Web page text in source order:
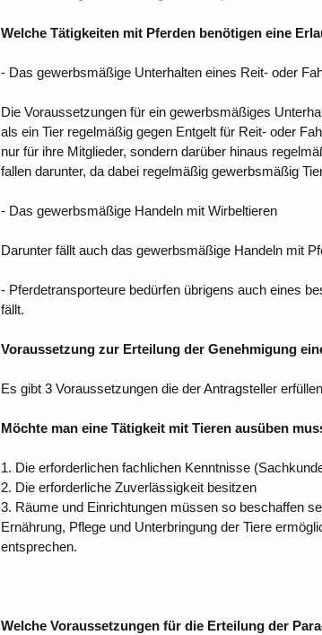
Welche Tätigkeiten mit Pferden benötigen eine
- Das gewerbsmäßige Unterhalten eines Reit- oder
Die Voraussetzungen für ein gewerbsmäßiges
als ein Tier regelmäßig gegen Entgelt für Reit- oder
nur für ihre Mitglieder, sondern darüber hinaus
fallen darunter, da dabei regelmäßig gewerbsmäßig
- Das gewerbsmäßige Handeln mit Wirbeltieren
Darunter fällt auch das gewerbsmäßige Handeln mit
- Pferdetransporteure bedürfen übrigens auch eines
fällt.
Voraussetzung zur Erteilung der Genehmigung
Es gibt 3 Voraussetzungen die der Antragsteller
Möchte man eine Tätigkeit mit Tieren ausüben
1. Die erforderlichen fachlichen Kenntnisse
2. Die erforderliche Zuverlässigkeit besitzen
3. Räume und Einrichtungen müssen so beschaffen
Ernährung, Pflege und Unterbringung der Tiere
entsprechen.
Welche Voraussetzungen für die Erteilung der